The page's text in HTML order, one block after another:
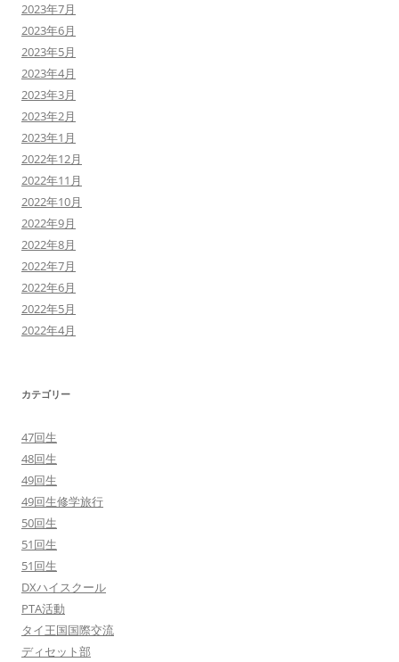
2023年7月
2023年6月
2023年5月
2023年4月
2023年3月
2023年2月
2023年1月
2022年12月
2022年11月
2022年10月
2022年9月
2022年8月
2022年7月
2022年6月
2022年5月
2022年4月
カテゴリー
47回生
48回生
49回生
49回生修学旅行
50回生
51回生
51回生
DXハイスクール
PTA活動
タイ王国国際交流
ディセット部